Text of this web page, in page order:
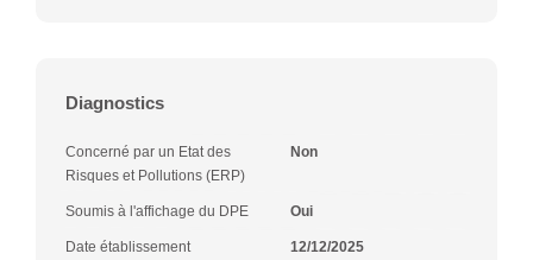
Diagnostics
Concerné par un Etat des
Risques et Pollutions (ERP)
Non
Soumis à l'affichage du DPE Oui
Date établissement
12/12/2025